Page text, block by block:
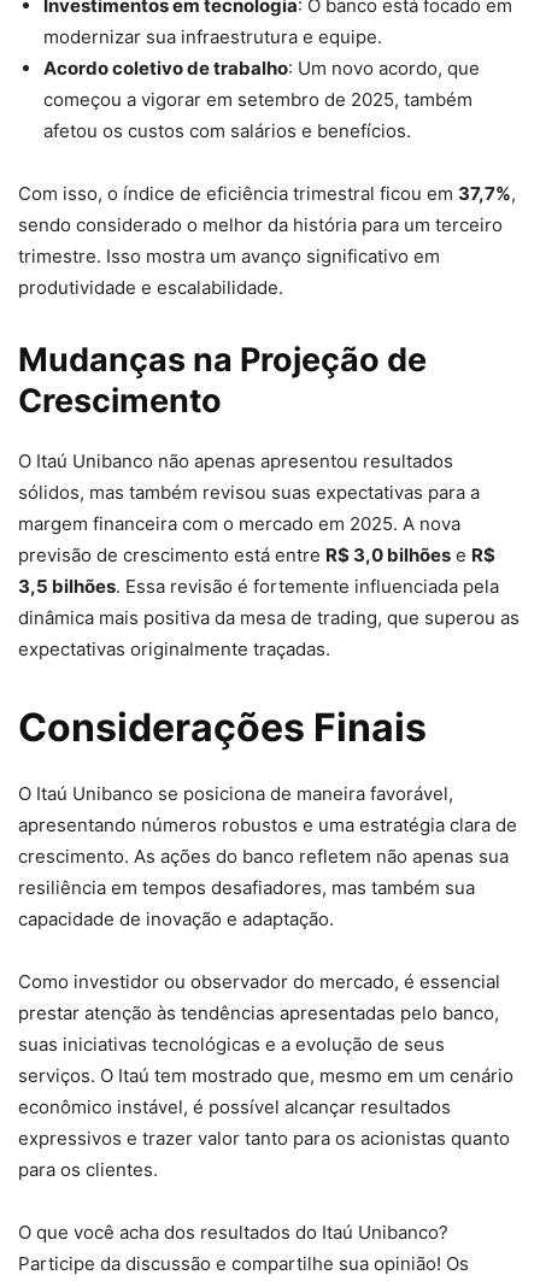
Investimentos em tecnologia: O banco está focado em
modernizar sua infraestrutura e equipe.
Acordo coletivo de trabalho: Um novo acordo, que
começou a vigorar em setembro de 2025, também
afetou os custos com salários e benefícios.
Com isso, o índice de eficiência trimestral ficou em 37,7%,
sendo considerado o melhor da história para um terceiro
trimestre. Isso mostra um avanço significativo em
produtividade e escalabilidade.
Mudanças na Projeção de
Crescimento
O Itaú Unibanco não apenas apresentou resultados
sólidos, mas também revisou suas expectativas para a
margem financeira com o mercado em 2025. A nova
previsão de crescimento está entre R$ 3,0 bilhões e R$
3,5 bilhões. Essa revisão é fortemente influenciada pela
dinâmica mais positiva da mesa de trading, que superou as
expectativas originalmente traçadas.
Considerações Finais
O Itaú Unibanco se posiciona de maneira favorável,
apresentando números robustos e uma estratégia clara de
crescimento. As ações do banco refletem não apenas sua
resiliência em tempos desafiadores, mas também sua
capacidade de inovação e adaptação.
Como investidor ou observador do mercado, é essencial
prestar atenção às tendências apresentadas pelo banco,
suas iniciativas tecnológicas e a evolução de seus
serviços. O Itaú tem mostrado que, mesmo em um cenário
econômico instável, é possível alcançar resultados
expressivos e trazer valor tanto para os acionistas quanto
para os clientes.
O que você acha dos resultados do Itaú Unibanco?
Participe da discussão e compartilhe sua opinião! Os